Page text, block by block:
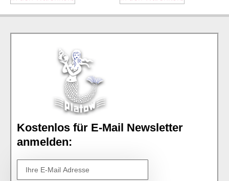
Kostenlos für E-Mail Newsletter
anmelden: